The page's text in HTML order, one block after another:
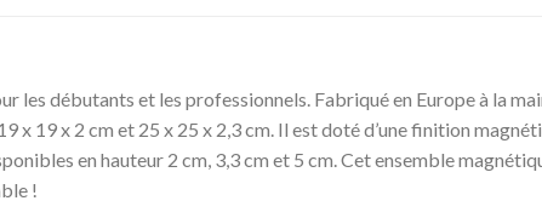
les débutants et les professionnels. Fabriqué en Europe à la
x 19 x 2 cm et 25 x 25 x 2,3 cm. Il est doté d’une finition
en hauteur 2 cm, 3,3 cm et 5 cm. Cet ensemble
!